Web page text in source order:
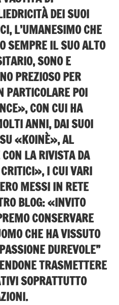
DEI SUOI
L’UMANESIMO CHE
SEMPRE IL SUO ALTO
SONO E
PREZIOSO PER
PARTICOLARE POI
CON CUI HA
ANNI, DAI SUOI
«KOINÈ», AL
LA RIVISTA DA
I CUI VARI
MESSI IN RETE
BLOG: «INVITO
CONSERVARE
CHE HA VISSUTO
DUREVOLE”
TRASMETTERE
SOPRATTUTTO